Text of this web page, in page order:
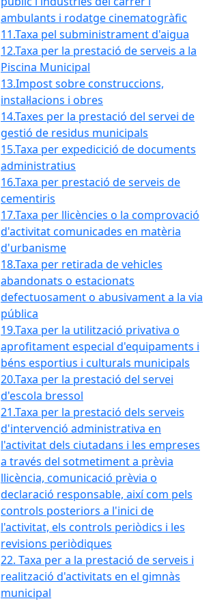
ambulants i rodatge cinematogràfic
11.Taxa pel subministrament d'aigua
12.Taxa per la prestació de serveis a la
Piscina Municipal
13.Impost sobre construccions,
instal·lacions i obres
14.Taxes per la prestació del servei de
gestió de residus municipals
15.Taxa per expedicició de documents
administratius
16.Taxa per prestació de serveis de
cementiris
17.Taxa per llicències o la comprovació
d'activitat comunicades en matèria
d'urbanisme
18.Taxa per retirada de vehicles
abandonats o estacionats
defectuosament o abusivament a la via
pública
19.Taxa per la utilització privativa o
aprofitament especial d'equipaments i
béns esportius i culturals municipals
20.Taxa per la prestació del servei
d'escola bressol
21.Taxa per la prestació dels serveis
d'intervenció administrativa en
l'activitat dels ciutadans i les empreses
a través del sotmetiment a prèvia
llicència, comunicació prèvia o
declaració responsable, així com pels
controls posteriors a l'inici de
l'activitat, els controls periòdics i les
revisions periòdiques
22. Taxa per a la prestació de serveis i
realització d'activitats en el gimnàs
municipal